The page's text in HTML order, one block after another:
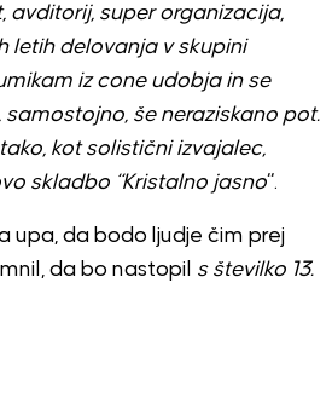
avditorij, super organizacija,
letih delovanja v skupini
iz cone udobja in se
še neraziskano pot.
kot solistični izvajalec,
skladbo “Kristalno jasno“.
upa, da bodo ljudje čim prej
da bo nastopil s številko 13.